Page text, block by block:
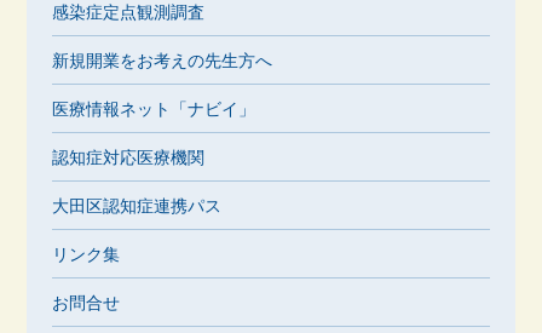
感染症定点観測調査
新規開業をお考えの先生方へ
医療情報ネット「ナビイ」
認知症対応医療機関
大田区認知症連携パス
リンク集
お問合せ